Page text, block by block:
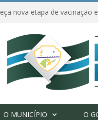
O MUNICÍPIO O